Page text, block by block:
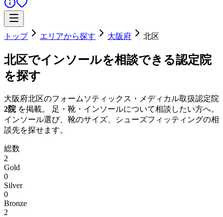
トップ エリアから探す 大阪府 北区
北区でインソールを相談できる認定院
を探す
大阪府北区のフォームソティックス・メディカル取扱認定院
2院を掲載。 足・靴・インソールについて相談したい方へ。
インソール選び、靴のサイズ、シューズフィッティングの相
談先を探せます。
総数
2
Gold
0
Silver
0
Bronze
2